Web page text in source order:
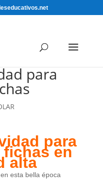
para
para
fichas en
alta
esta bella época